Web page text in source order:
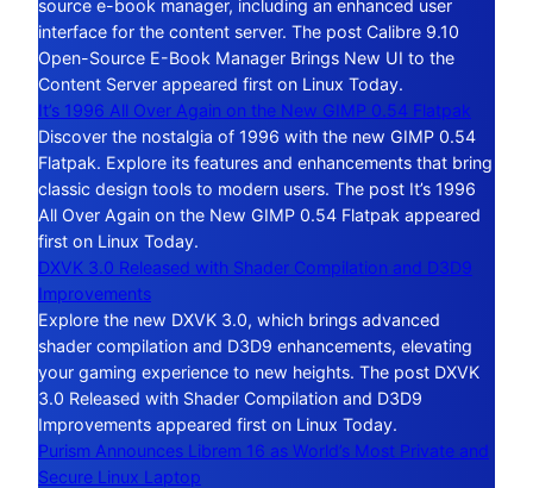
source e-book manager, including an enhanced user
interface for the content server. The post Calibre 9.10
Open-Source E-Book Manager Brings New UI to the
Content Server appeared first on Linux Today.
It’s 1996 All Over Again on the New GIMP 0.54 Flatpak
Discover the nostalgia of 1996 with the new GIMP 0.54
Flatpak. Explore its features and enhancements that bring
classic design tools to modern users. The post It’s 1996
All Over Again on the New GIMP 0.54 Flatpak appeared
first on Linux Today.
DXVK 3.0 Released with Shader Compilation and D3D9
Improvements
Explore the new DXVK 3.0, which brings advanced
shader compilation and D3D9 enhancements, elevating
your gaming experience to new heights. The post DXVK
3.0 Released with Shader Compilation and D3D9
Improvements appeared first on Linux Today.
Purism Announces Librem 16 as World’s Most Private and
Secure Linux Laptop